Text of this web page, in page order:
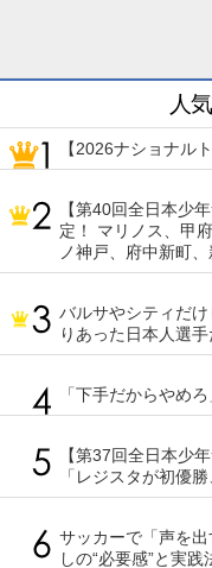
人
【2026ナショナル
【第40回全日本少
定！ マリノス、甲
ノ神戸、府中新町
バルサやシティだ
りあった日本人選
「下手だからやめ
【第37回全日本少
「レジスタが初優
サッカーで「声を
しの“必要感”と実践